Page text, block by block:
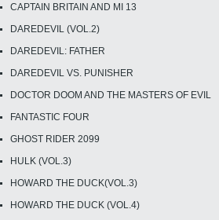
CAPTAIN BRITAIN AND MI 13
DAREDEVIL (VOL.2)
DAREDEVIL: FATHER
DAREDEVIL VS. PUNISHER
DOCTOR DOOM AND THE MASTERS OF EVIL
FANTASTIC FOUR
GHOST RIDER 2099
HULK (VOL.3)
HOWARD THE DUCK(VOL.3)
HOWARD THE DUCK (VOL.4)